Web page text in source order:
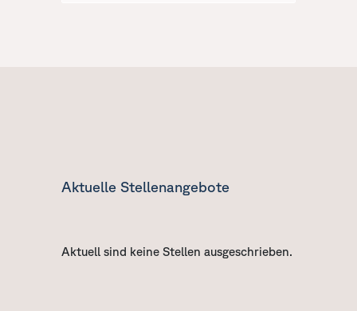
Aktuelle Stellenangebote
Aktuell sind keine Stellen ausgeschrieben.